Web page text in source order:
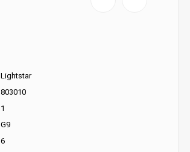
Lightstar
803010
1
G9
6